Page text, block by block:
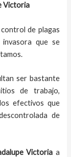
Victoria
de plagas
que se
ser bastante
de trabajo,
efectivos que
de
Victoria a